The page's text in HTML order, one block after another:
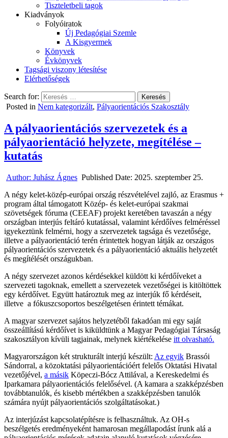
Tiszteletbeli tagok
Kiadványok
Folyóiratok
Új Pedagógiai Szemle
A Kisgyermek
Könyvek
Évkönyvek
Tagsági viszony létesítése
Elérhetőségek
Search for:
Posted in Nem kategorizált, Pályaorientációs Szakosztály
A pályaorientációs szervezetek és a
pályaorientáció helyzete, megítélése –
kutatás
Author: Juhász Ágnes Published Date: 2025. szeptember 25.
A négy kelet-közép-európai ország részvételével zajló, az Erasmus +
program által támogatott Közép- és kelet-európai szakmai
szövetségek fóruma (CEEAF) projekt keretében tavaszán a négy
országban interjús feltáró kutatással, valamint kérdőíves felméréssel
igyekeztünk felmérni, hogy a szervezetek tagsága és vezetősége,
illetve a pályaorientáció terén érintettek hogyan látják az országos
pályaorientációs szervezetek és a pályaorientáció aktuális helyzetét
és megítélését országukban.
A négy szervezet azonos kérdésekkel küldött ki kérdőíveket a
szervezeti tagoknak, emellett a szervezetek vezetőségei is kitöltöttek
egy kérdőívet. Együtt határoztuk meg az interjúk fő kérdéseit,
illetve a fókuszcsoportos beszélgetésen érintett témákat.
A magyar szervezet sajátos helyzetéből fakadóan mi egy saját
összeállítású kérdőívet is kiküldtünk a Magyar Pedagógiai Társaság
szakosztályon kívüli tagjainak, melynek kiértékelése itt olvasható.
Magyarországon két strukturált interjú készült: Az egyik Brassói
Sándorral, a közoktatási pályaorientációért felelős Oktatási Hivatal
vezetőjével, a másik Köpeczi-Bócz Attilával, a Kereskedelmi és
Iparkamara pályaorientációs felelősével. (A kamara a szakképzésben
továbbtanulók, és kisebb mértékben a szakképzésben tanulók
számára nyújt pályaorientációs szolgáltatásokat.)
Az interjúzást kapcsolatépítésre is felhasználtuk. Az OH-s
beszélgetés eredményeként hamarosan megállapodást írunk alá a